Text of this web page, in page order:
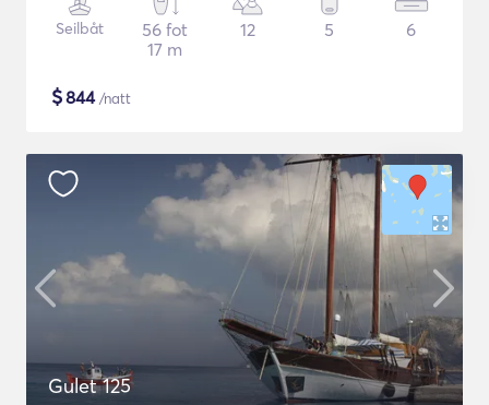
Seilbåt
56 fot
17 m
12 5 6
$844/natt
Gulet 125